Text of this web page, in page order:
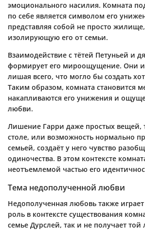
эмоционального насилия. Комната
по себе является символом его
представляя собой не просто
изолирующую его от семьи.
Взаимодействие с тётей Петуньей и
формирует его мироощущение. Они
лишая всего, что могло бы создать
Таким образом, комната становится
накапливаются его унижения и
любви.
Лишение Гарри даже простых вещей,
столе, или возможность нормально
семьей, создаёт у него чувство
одиночества. В этом контексте
неотъемлемой частью его
Тема недополученной любви
Недополученная любовь также
роль в контексте существования
семье Дурслей, так и не получает той